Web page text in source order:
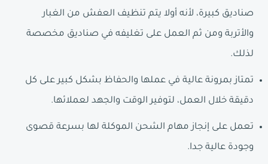
صناديق كبيرة، لأنه أولا يتم تنظيف العفش من الغبار
والأتربة ومن ثم العمل على تغليفه في صناديق مخصصة
لذلك.
تمتاز بمرونة عالية في عملها والحفاظ بشكل كبير على كل
دقيقة خلال العمل، لتوفير الوقت والجهد لعملائها.
تعمل على إنجاز مهام الشحن الموكلة لها بسرعة قصوى
وجودة عالية جدا.